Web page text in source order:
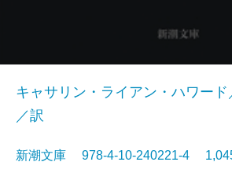
キャサリン・ライアン・ハワー
／訳
新潮文庫 978-4-10-240221-4